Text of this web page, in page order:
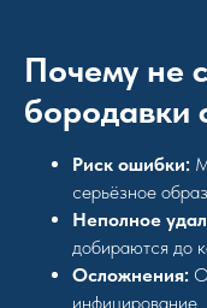
Почему не
бородавки
Риск ошибки:
серьёзное
Неполное
добираются до
Осложнения:
инфицирование.